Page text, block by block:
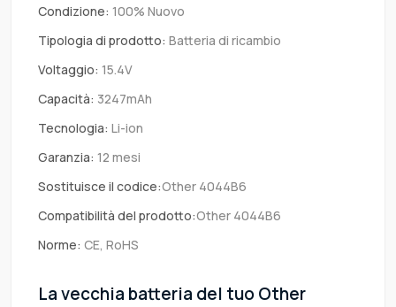
Condizione: 100% Nuovo
Tipologia di prodotto: Batteria di ricambio
Voltaggio: 15.4V
Capacità: 3247mAh
Tecnologia: Li-ion
Garanzia: 12 mesi
Sostituisce il codice:Other 4044B6
Compatibilità del prodotto:Other 4044B6
Norme: CE, RoHS
La vecchia batteria del tuo Other